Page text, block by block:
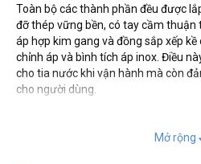
Toàn bộ các thành phần đều được
đỡ thép vững bền, có tay cầm thuận
áp hợp kim gang và đồng sắp xếp
chỉnh áp và bình tích áp inox. Điều
cho tia nước khi vận hành mà còn
cho người dùng.
Mở rộng